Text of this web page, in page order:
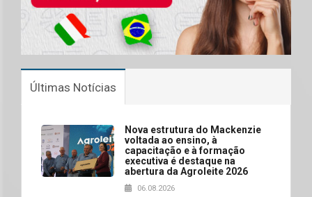
Últimas Notícias
Nova estrutura do Mackenzie
voltada ao ensino, à
capacitação e à formação
executiva é destaque na
abertura da Agroleite 2026
06.08.2026